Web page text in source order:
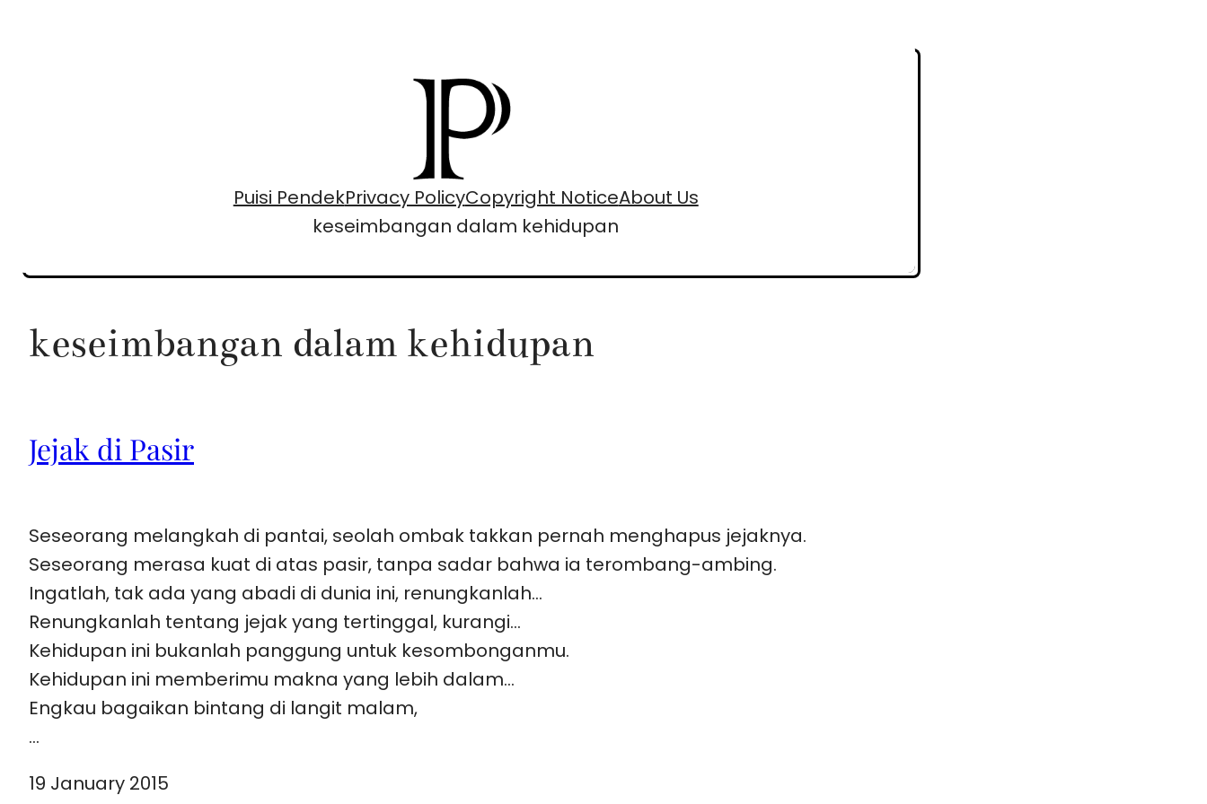
Puisi PendekPrivacy PolicyCopyright NoticeAbout Us
keseimbangan dalam kehidupan
keseimbangan dalam kehidupan
Jejak di Pasir
Seseorang melangkah di pantai, seolah ombak takkan pernah menghapus jejaknya.
Seseorang merasa kuat di atas pasir, tanpa sadar bahwa ia terombang-ambing.
Ingatlah, tak ada yang abadi di dunia ini, renungkanlah…
Renungkanlah tentang jejak yang tertinggal, kurangi…
Kehidupan ini bukanlah panggung untuk kesombonganmu.
Kehidupan ini memberimu makna yang lebih dalam…
Engkau bagaikan bintang di langit malam,
…
19 January 2015